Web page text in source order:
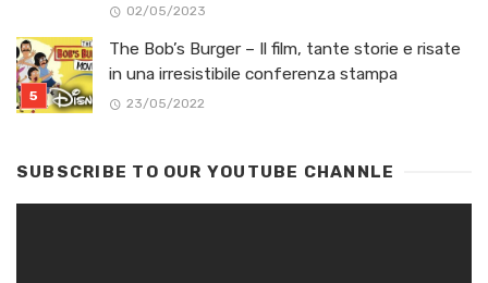
02/05/2023
The Bob’s Burger – Il film, tante storie e risate
in una irresistibile conferenza stampa
23/05/2022
SUBSCRIBE TO OUR YOUTUBE CHANNLE